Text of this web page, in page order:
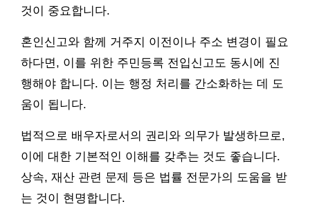
것이 중요합니다.
혼인신고와 함께 거주지 이전이나 주소 변경이 필요
하다면, 이를 위한 주민등록 전입신고도 동시에 진
행해야 합니다. 이는 행정 처리를 간소화하는 데 도
움이 됩니다.
법적으로 배우자로서의 권리와 의무가 발생하므로,
이에 대한 기본적인 이해를 갖추는 것도 좋습니다.
상속, 재산 관련 문제 등은 법률 전문가의 도움을 받
는 것이 현명합니다.